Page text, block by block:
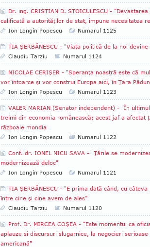
Dr. ing. CRISTIAN D. STOICULESCU -
calificată a autorităţilor de stat, impune necesitatea
Ion Longin Popescu
Numarul 1125
TIA ŞERBĂNESCU - "Viaţa politică de la noi
Claudiu Tarziu
Numarul 1124
NICOLAE CERIŞER - "Speranţa noastră este că
vor întoarce şi vor construi Europa aici, în Ţara
Ion Longin Popescu
Numarul 1123
VALER MARIAN (Senator independent) - "În
treimi din economia românească; acest jaf a afectat
războaie mondia
Ion Longin Popescu
Numarul 1122
Conf. dr. IONEL NICU SAVA - "Ţările se
modernizează deloc"
Ion Longin Popescu
Numarul 1121
TIA ŞERBĂNESCU - "E prima dată când, cu
între cine şi cine avem de ales”
Claudiu Tarziu
Numarul 1120
Prof. Dr. MIRCEA COŞEA - "Este momentul ca
aplauze şi discursuri slugarnice, la negocieri
americană"